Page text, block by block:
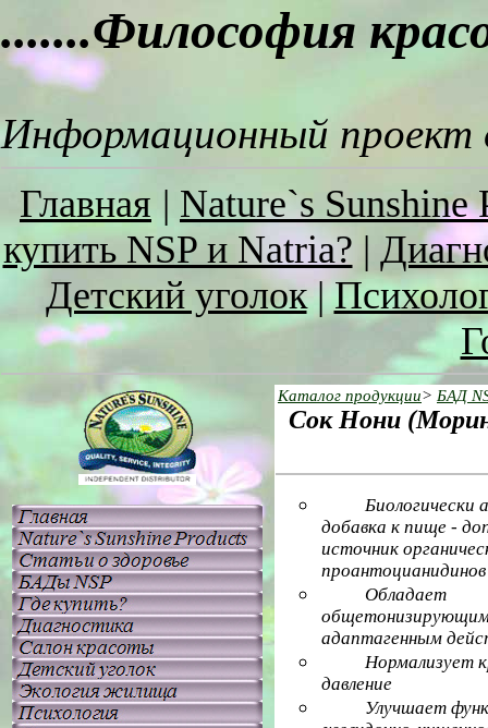
.......Философия
Информационный проект
Главная | Nature`s Sunshine
купить NSP и Natria? |
Детский уголок|
Каталог продукции> БАД
Сoк Нони
Биологически
добавка к пище -
источник
проантоцианидинов
Обладает
адаптагенным
Нормализует
давление
Улучшает